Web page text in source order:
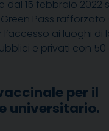
dal 15 febbraio 2022
Pass
ai luoghi di
e privati con 50
per il
universitario.